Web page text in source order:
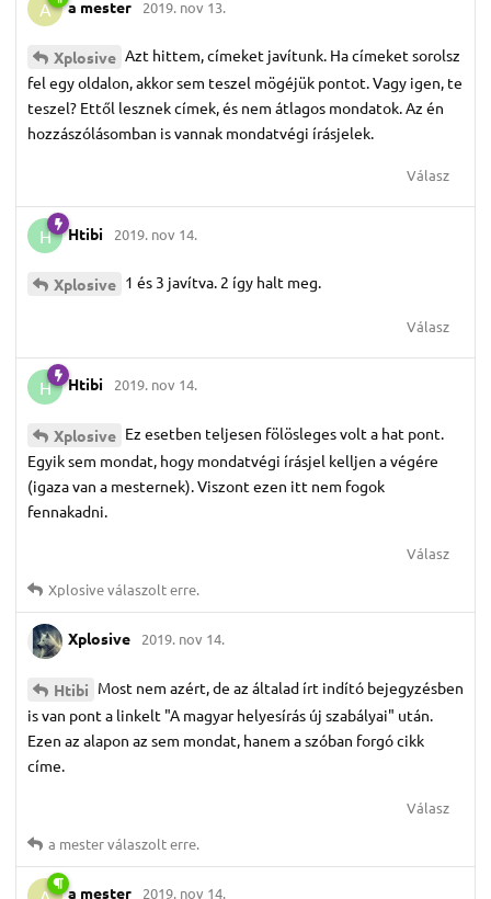
A a mester 2019. nov 13.
Xplosive Azt hittem, címeket javítunk. Ha címeket sorolsz
fel egy oldalon, akkor sem teszel mögéjük pontot. Vagy igen, te
teszel? Ettől lesznek címek, és nem átlagos mondatok. Az én
hozzászólásomban is vannak mondatvégi írásjelek.
Válasz
H Htibi 2019. nov 14.
Xplosive 1 és 3 javítva. 2 így halt meg.
Válasz
H Htibi 2019. nov 14.
Xplosive Ez esetben teljesen fölösleges volt a hat pont.
Egyik sem mondat, hogy mondatvégi írásjel kelljen a végére
(igaza van a mesternek). Viszont ezen itt nem fogok
fennakadni.
Válasz
Xplosiveválaszolt erre.
Xplosive 2019. nov 14.
Htibi Most nem azért, de az általad írt indító bejegyzésben
is van pont a linkelt "A magyar helyesírás új szabályai" után.
Ezen az alapon az sem mondat, hanem a szóban forgó cikk
címe.
Válasz
a mesterválaszolt erre.
a mester 2019. nov 14.